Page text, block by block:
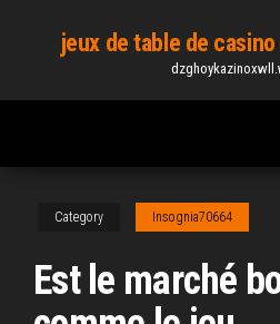
content
jeux de table de
Category Insognia70664
Est le marché